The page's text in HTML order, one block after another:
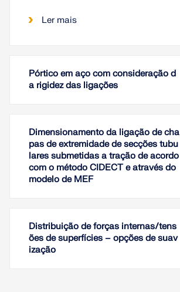
Ler mais
Pórtico em aço com consideração d
a rigidez das ligações
Dimensionamento da ligação de cha
pas de extremidade de secções tubu
lares submetidas a tração de acordo
com o método CIDECT e através do
modelo de MEF
Distribuição de forças internas/tens
ões de superfícies – opções de suav
ização